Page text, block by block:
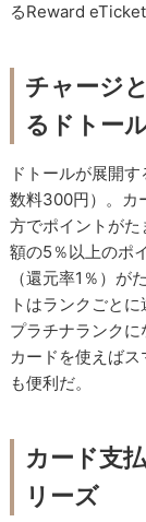
るReward eTicket
チャージ
るドトー
ドトールが展開
数料300円）。カ
方でポイントが
額の5％以上のポ
（還元率1％）が
トはランクごと
プラチナランク
カードを使えば
も便利だ。
カード支
リーズ